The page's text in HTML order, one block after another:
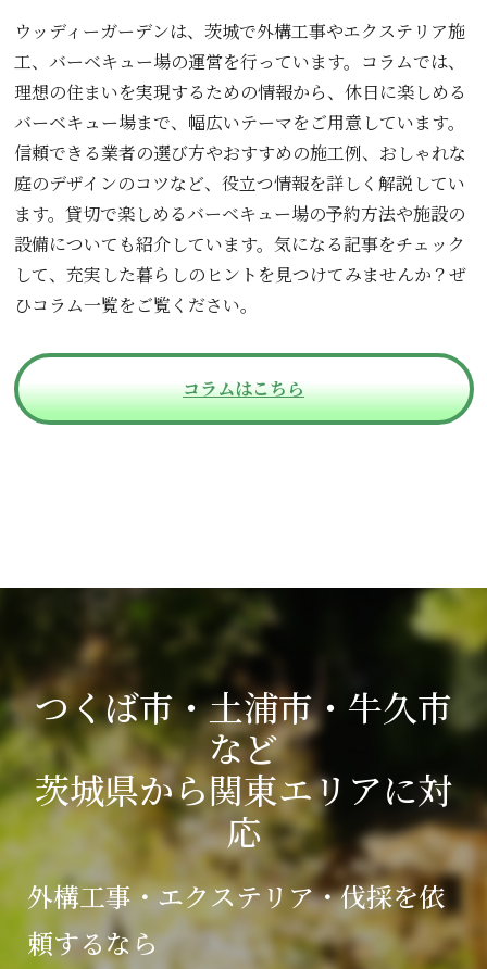
ウッディーガーデンは、茨城で外構工事やエクステリア施
工、バーベキュー場の運営を行っています。コラムでは、
理想の住まいを実現するための情報から、休日に楽しめる
バーベキュー場まで、幅広いテーマをご用意しています。
信頼できる業者の選び方やおすすめの施工例、おしゃれな
庭のデザインのコツなど、役立つ情報を詳しく解説してい
ます。貸切で楽しめるバーベキュー場の予約方法や施設の
設備についても紹介しています。気になる記事をチェック
して、充実した暮らしのヒントを見つけてみませんか？ぜ
ひコラム一覧をご覧ください。
コラムはこちら
つくば市・土浦市・牛久市
など
茨城県から関東エリアに対
応
外構工事・エクステリア・伐採を依
頼するなら